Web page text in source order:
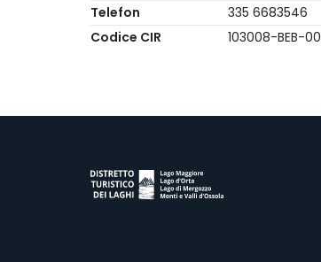
Telefon
335 6683546
Codice CIR
103008-BEB-